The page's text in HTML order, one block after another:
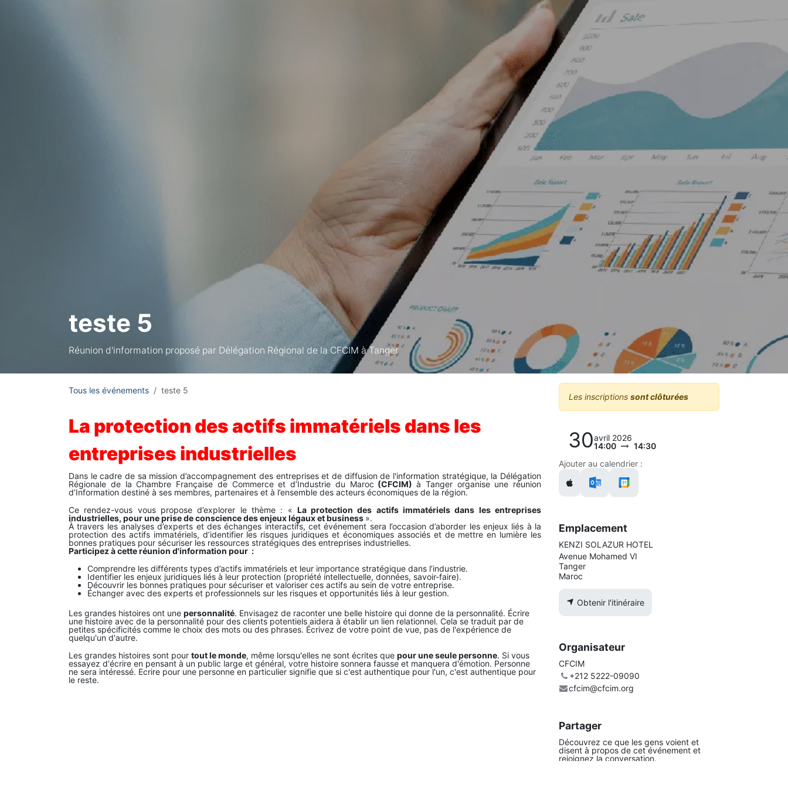
teste 5
Réunion d'information proposé par Délégation Régional de la CFCIM à Tanger
Tous les événements teste 5
La protection des actifs immatériels dans les
entreprises industrielles
Dans le cadre de sa mission d’accompagnement des entreprises et de diffusion de l'information stratégique, la Délégation
Régionale de la Chambre Française de Commerce et d’Industrie du Maroc (CFCIM) à Tanger organise une réunion
d’Information destiné à ses membres, partenaires et à l’ensemble des acteurs économiques de la région.
Ce rendez-vous vous propose d’explorer le thème : « La protection des actifs immatériels dans les entreprises
industrielles, pour une prise de conscience des enjeux légaux et business ».
À travers les analyses d’experts et des échanges interactifs, cet événement sera l’occasion d’aborder les enjeux liés à la
protection des actifs immatériels, d’identifier les risques juridiques et économiques associés et de mettre en lumière les
bonnes pratiques pour sécuriser les ressources stratégiques des entreprises industrielles.
Participez à cette réunion d'information pour :
Comprendre les différents types d’actifs immatériels et leur importance stratégique dans l’industrie.
Identifier les enjeux juridiques liés à leur protection (propriété intellectuelle, données, savoir-faire).
Découvrir les bonnes pratiques pour sécuriser et valoriser ces actifs au sein de votre entreprise.
Échanger avec des experts et professionnels sur les risques et opportunités liés à leur gestion.
Les grandes histoires ont une personnalité. Envisagez de raconter une belle histoire qui donne de la personnalité. Écrire
une histoire avec de la personnalité pour des clients potentiels aidera à établir un lien relationnel. Cela se traduit par de
petites spécificités comme le choix des mots ou des phrases. Écrivez de votre point de vue, pas de l'expérience de
quelqu'un d'autre.
Les grandes histoires sont pour tout le monde, même lorsqu'elles ne sont écrites que pour une seule personne. Si vous
essayez d'écrire en pensant à un public large et général, votre histoire sonnera fausse et manquera d'émotion. Personne
ne sera intéressé. Ecrire pour une personne en particulier signifie que si c'est authentique pour l'un, c'est authentique pour
le reste.
Les inscriptions sont clôturées
30avril 2026
14:00
14:30
Ajouter au calendrier :
Emplacement
KENZI SOLAZUR HOTEL
Avenue Mohamed VI
Tanger
Maroc
Obtenir l'itinéraire
Organisateur
CFCIM
+212 5222-09090
cfcim@cfcim.org
Partager
Découvrez ce que les gens voient et
disent à propos de cet événement et
rejoignez la conversation.